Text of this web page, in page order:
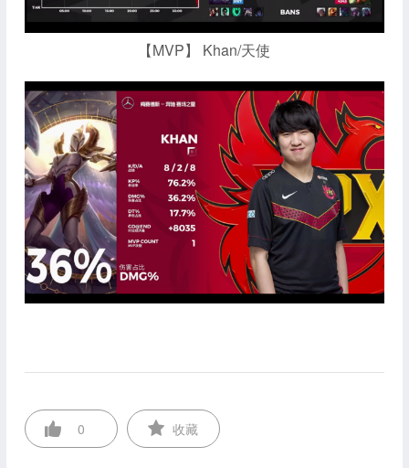
【MVP】 Khan/天使
0 收藏